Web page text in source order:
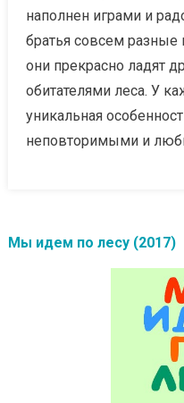
наполнен играми и
братья совсем разные
они прекрасно ладят
обитателями леса. У
уникальная
неповторимыми и
Мы идем по лесу (2017)